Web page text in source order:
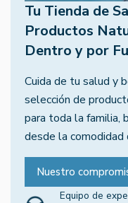
Tu Tienda de
Productos
Dentro y por
Cuida de tu salud y
selección de
para toda la familia,
desde la comodidad
Nuestro
Equipo de